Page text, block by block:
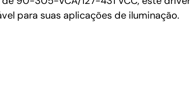
para suas aplicações de iluminação.